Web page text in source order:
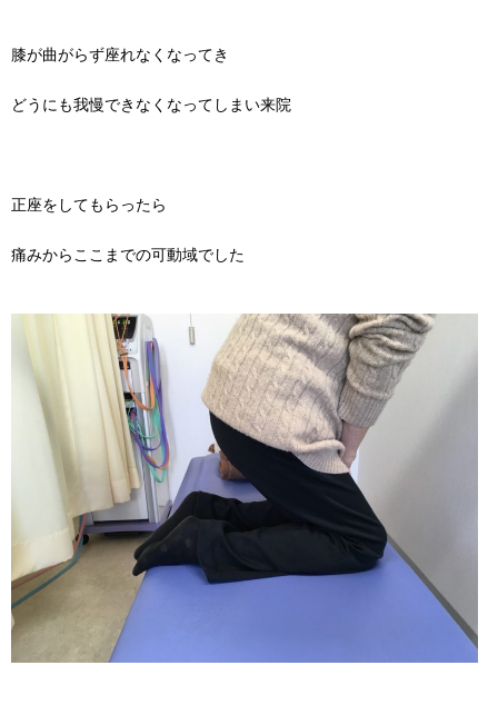
膝が曲がらず座れなくなってき
どうにも我慢できなくなってしまい来院
正座をしてもらったら
痛みからここまでの可動域でした